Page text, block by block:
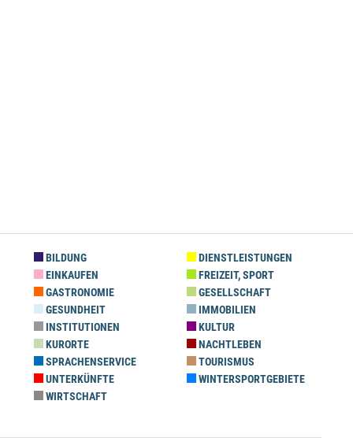
BILDUNG
DIENSTLEISTUNGEN
EINKAUFEN
FREIZEIT, SPORT
GASTRONOMIE
GESELLSCHAFT
GESUNDHEIT
IMMOBILIEN
INSTITUTIONEN
KULTUR
KURORTE
NACHTLEBEN
SPRACHENSERVICE
TOURISMUS
UNTERKÜNFTE
WINTERSPORTGEBIETE
WIRTSCHAFT